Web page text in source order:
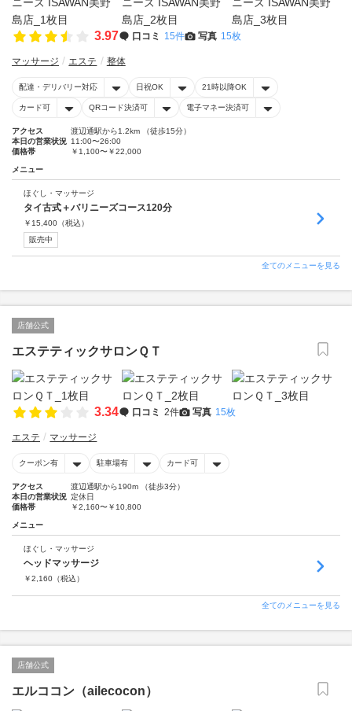
3.97 口コミ 15件 写真 15枚
マッサージ エステ 整体
配達・デリバリー対応 日祝OK 21時以降OK
カード可 QRコード決済可 電子マネー決済可
アクセス
渡辺通駅から1.2km （徒歩15分）
本日の営業状況 11:00〜26:00
価格帯
￥1,100〜￥22,000
メニュー
ほぐし・マッサージ
タイ古式＋バリニーズコース120分
￥ 15,400 （税込）
販売中
全てのメニューを見る
店舗公式
エステティックサロンＱＴ
3.34 口コミ 2件 写真 15枚
エステ マッサージ
クーポン有 駐車場有 カード可
アクセス
渡辺通駅から190m （徒歩3分）
本日の営業状況 定休日
価格帯
￥2,160〜￥10,800
メニュー
ほぐし・マッサージ
ヘッドマッサージ
￥2,160 （税込）
全てのメニューを見る
店舗公式
エルココン（ailecocon）